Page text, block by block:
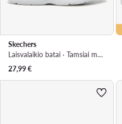
Skechers
Laisvalaikio batai · Tamsiai mėlyna
27,99€